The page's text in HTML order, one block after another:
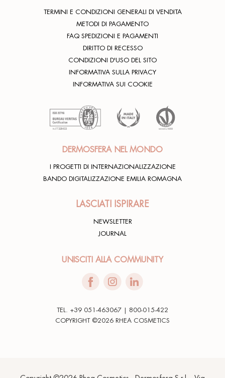
TERMINI E CONDIZIONI GENERALI DI VENDITA
METODI DI PAGAMENTO
FAQ SPEDIZIONI E PAGAMENTI
DIRITTO DI RECESSO
CONDIZIONI D'USO DEL SITO
INFORMATIVA SULLA PRIVACY
INFORMATIVA SUI COOKIE
DERMOSFERA NEL MONDO
I PROGETTI DI INTERNAZIONALIZZAZIONE
BANDO DIGITALIZZAZIONE EMILIA ROMAGNA
LASCIATI ISPIRARE
NEWSLETTER
JOURNAL
UNISCITI ALLA COMMUNITY
TEL. +39 051-463067 | 800-015-422
COPYRIGHT ©2026 RHEA COSMETICS